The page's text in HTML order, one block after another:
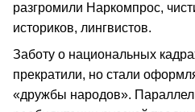
разгромили Наркомпрос,
историков, лингвистов.
Заботу о национальных
прекратили, но стали
«дружбы народов».